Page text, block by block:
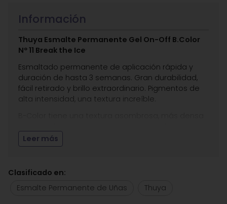
Información
Thuya Esmalte Permanente Gel On-Off B.Color
Nº 11 Break the Ice
Esmaltado permanente de aplicación rápida y
duración de hasta 3 semanas. Gran durabilidad,
fácil retirado y brillo extraordinario. Pigmentos de
alta intensidad, una textura increíble.
siempre a un precio irresistible.
vibrantes, frescos y divertidos
Producto vegano.
Leer más
Clasificado en:
Esmalte Permanente de Uñas
Thuya